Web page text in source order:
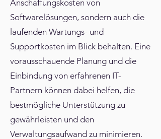
Anschaffungskosten von
Softwarelösungen, sondern auch die
laufenden Wartungs- und
Supportkosten im Blick behalten. Eine
vorausschauende Planung und die
Einbindung von erfahrenen IT-
Partnern können dabei helfen, die
bestmögliche Unterstützung zu
gewährleisten und den
Verwaltungsaufwand zu minimieren.